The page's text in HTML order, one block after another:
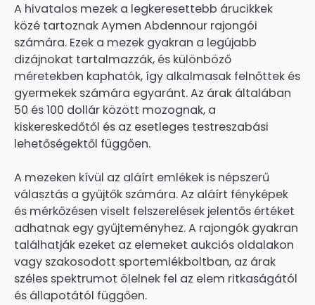
A hivatalos mezek a legkeresettebb árucikkek
közé tartoznak Aymen Abdennour rajongói
számára. Ezek a mezek gyakran a legújabb
dizájnokat tartalmazzák, és különböző
méretekben kaphatók, így alkalmasak felnőttek és
gyermekek számára egyaránt. Az árak általában
50 és 100 dollár között mozognak, a
kiskereskedőtől és az esetleges testreszabási
lehetőségektől függően.
A mezeken kívül az aláírt emlékek is népszerű
választás a gyűjtők számára. Az aláírt fényképek
és mérkőzésen viselt felszerelések jelentős értéket
adhatnak egy gyűjteményhez. A rajongók gyakran
találhatják ezeket az elemeket aukciós oldalakon
vagy szakosodott sportemlékboltban, az árak
széles spektrumot ölelnek fel az elem ritkaságától
és állapotától függően.